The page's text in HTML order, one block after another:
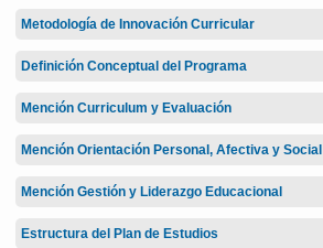
Metodología de Innovación Curricular
Definición Conceptual del Programa
Mención Curriculum y Evaluación
Mención Orientación Personal, Afectiva y Social
Mención Gestión y Liderazgo Educacional
Estructura del Plan de Estudios